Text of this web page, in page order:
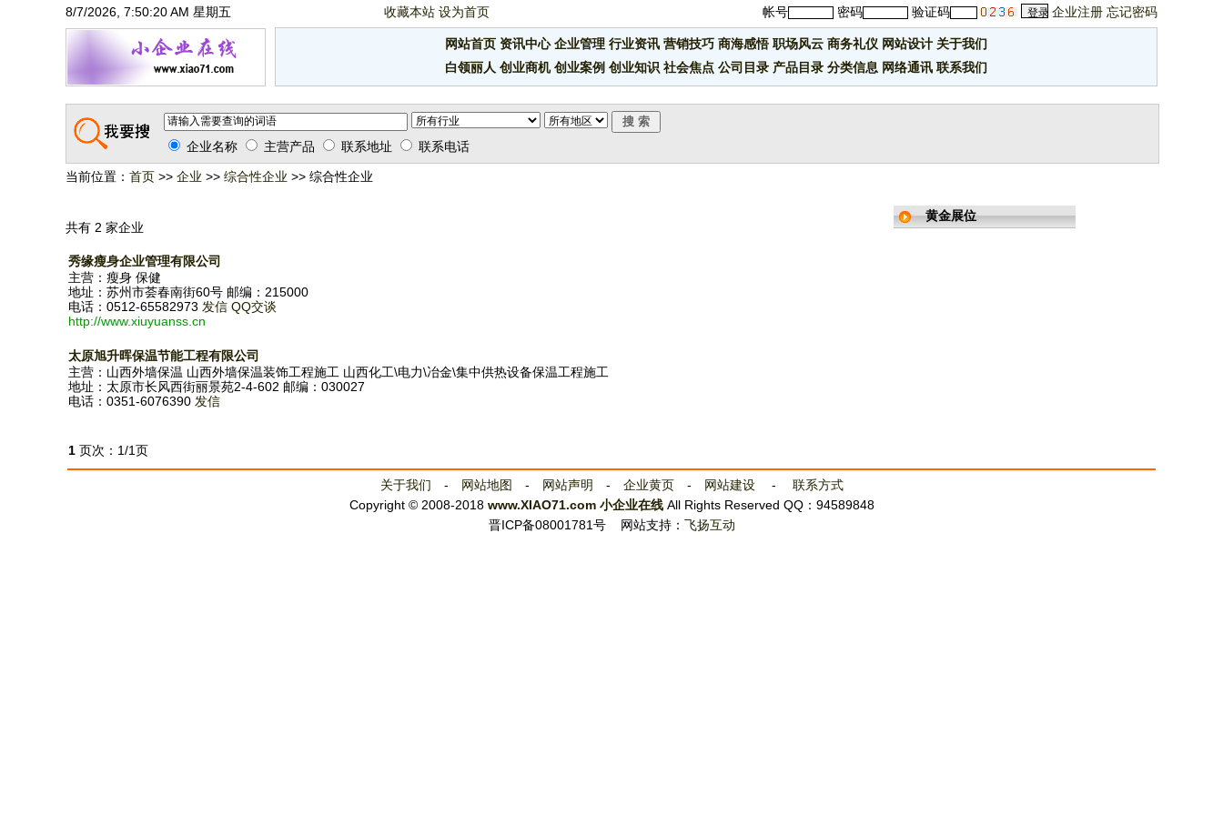
8/7/2026, 7:50:20 AM 星期五 收藏本站 设为首页 帐号 密码 验证码 企业注册 忘记密码
网站首页 资讯中心 企业管理 行业资讯 营销技巧 商海感悟 职场风云 商务礼仪 网站设计 关于我们
白领丽人 创业商机 创业案例 创业知识 社会焦点 公司目录 产品目录 分类信息 网络通讯 联系我们
企业名称 主营产品 联系地址 联系电话
当前位置： 首页 >> 企业 >> 综合性企业 >> 综合性企业
共有 2 家企业
秀缘瘦身企业管理有限公司
主营：瘦身 保健
地址：苏州市荟春南街60号 邮编：215000
电话：0512-65582973 发信 QQ交谈
http://www.xiuyuanss.cn
太原旭升晖保温节能工程有限公司
主营：山西外墙保温 山西外墙保温装饰工程施工 山西化工\电力\冶金\集中供热设备保温工程施工
地址：太原市长风西街丽景苑2-4-602 邮编：030027
电话：0351-6076390 发信
1 页次：1/1页
黄金展位
关于我们 - 网站地图 - 网站声明 - 企业黄页- 网站建设- 联系方式
Copyright © 2008-2018 www.XIAO71.com 小企业在线All Rights Reserved QQ：94589848
晋ICP备08001781号
网站支持： 飞扬互动